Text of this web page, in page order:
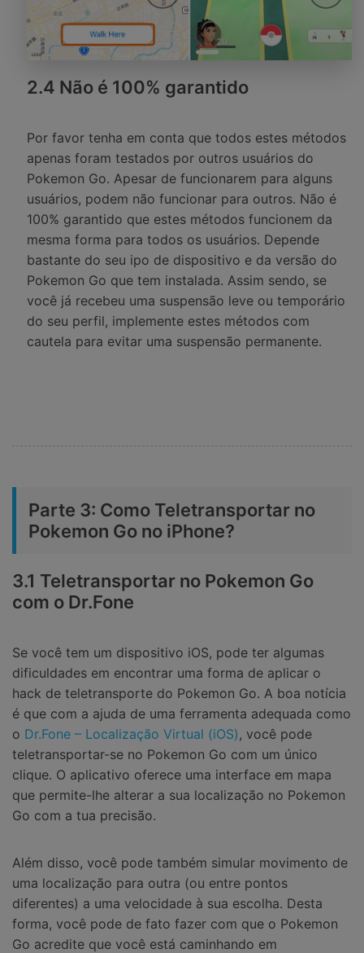
2.4 Não é 100% garantido
Por favor tenha em conta que todos estes métodos
apenas foram testados por outros usuários do
Pokemon Go. Apesar de funcionarem para alguns
usuários, podem não funcionar para outros. Não é
100% garantido que estes métodos funcionem da
mesma forma para todos os usuários. Depende
bastante do seu ipo de dispositivo e da versão do
Pokemon Go que tem instalada. Assim sendo, se
você já recebeu uma suspensão leve ou temporário
do seu perfil, implemente estes métodos com
cautela para evitar uma suspensão permanente.
Parte 3: Como Teletransportar no
Pokemon Go no iPhone?
3.1 Teletransportar no Pokemon Go
com o Dr.Fone
Se você tem um dispositivo iOS, pode ter algumas
dificuldades em encontrar uma forma de aplicar o
hack de teletransporte do Pokemon Go. A boa notícia
é que com a ajuda de uma ferramenta adequada como
o Dr.Fone – Localização Virtual (iOS) , você pode
teletransportar-se no Pokemon Go com um único
clique. O aplicativo oferece uma interface em mapa
que permite-lhe alterar a sua localização no Pokemon
Go com a tua precisão.
Além disso, você pode também simular movimento de
uma localização para outra (ou entre pontos
diferentes) a uma velocidade à sua escolha. Desta
forma, você pode de fato fazer com que o Pokemon
Go acredite que você está caminhando em